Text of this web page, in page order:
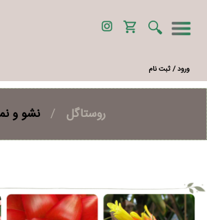
ورود / ثبت نام
روستاگل / نشو و